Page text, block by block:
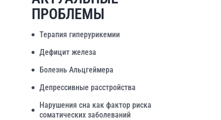
ПРОБЛЕМЫ
Терапия гиперурикемии
Дефицит железа
Болезнь Альцгеймера
Депрессивные расстройства
Нарушения сна как фактор риска
соматических заболеваний